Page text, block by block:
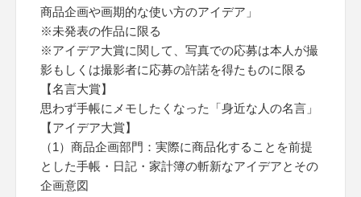
商品企画や画期的な使い方のアイデア」
※未発表の作品に限る
※アイデア大賞に関して、写真での応募は本人が撮
影もしくは撮影者に応募の許諾を得たものに限る
【名言大賞】
思わず手帳にメモしたくなった「身近な人の名言」
【アイデア大賞】
（1）商品企画部門：実際に商品化することを前提
とした手帳・日記・家計簿の斬新なアイデアとその
企画意図